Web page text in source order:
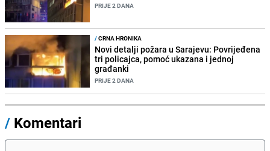
PRIJE 2 DANA
/CRNA HRONIKA
Novi detalji požara u Sarajevu: Povrijeđena
tri policajca, pomoć ukazana i jednoj
građanki
PRIJE 2 DANA
/ Komentari